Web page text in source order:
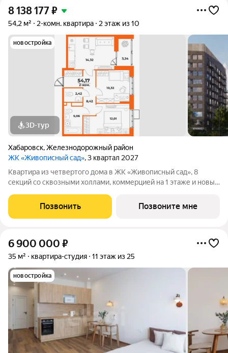
8 138 177₽
54,2 м² 2-комн. квартира 2 этаж из 10
новостройка
3D-тур
Хабаровск,Железнодорожный район
ЖК «Живописный сад», 3 квартал 2027
Квартира из четвертого дома в ЖК «Живописный сад», 8
секций со сквозными холлами, коммерцией на 1 этаже и новым
гармония жизни с природой. Масштабный проект в
перспективном динамично развивающемся
Позвонить Позвоните мне
6 900 000 ₽
35 м² квартира-студия 11 этаж из 25
новостройка